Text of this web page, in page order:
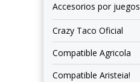
Accesorios por juegos
Crazy Taco Oficial
Compatible Agricola
Compatible Aristeia!